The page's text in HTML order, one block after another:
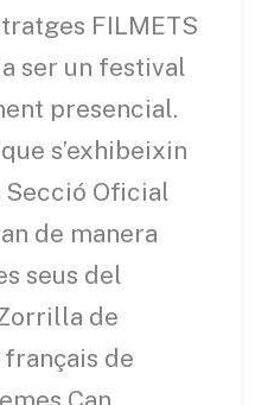
FILMETS
ser un festival
presencial.
s’exhibeixin
Oficial
de manera
seus del
de
français de